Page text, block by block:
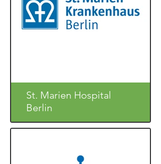
St. Marien Hospital
Berlin